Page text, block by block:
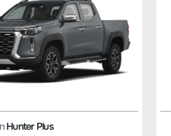
Hunter Plus